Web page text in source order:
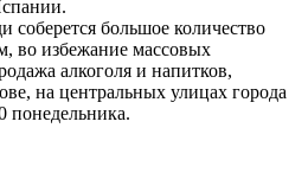
соберется большое количество
во избежание массовых
алкоголя и напитков,
на центральных улицах города
понедельника.